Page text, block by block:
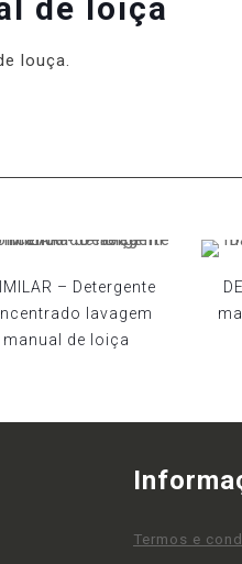
de loiça
louça.
– Detergente
lavagem
manual de loiça
Termos e